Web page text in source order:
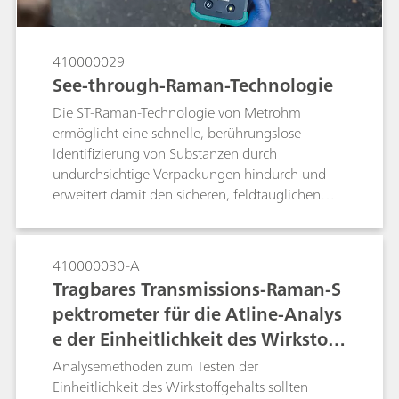
Arzneimittel.
410000029
See-through-Raman-Technologie
Die ST-Raman-Technologie von Metrohm
ermöglicht eine schnelle, berührungslose
Identifizierung von Substanzen durch
undurchsichtige Verpackungen hindurch und
erweitert damit den sicheren, feldtauglichen
410000030-A
Tragbares Transmissions-Raman-S
pektrometer für die Atline-Analys
e der Einheitlichkeit des Wirkstoff
gehalts pharmazeutischer Tablett
en
Analysemethoden zum Testen der
Einheitlichkeit des Wirkstoffgehalts sollten